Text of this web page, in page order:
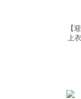
【
上